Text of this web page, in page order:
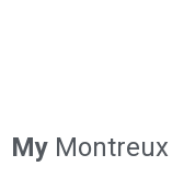
My Montreux